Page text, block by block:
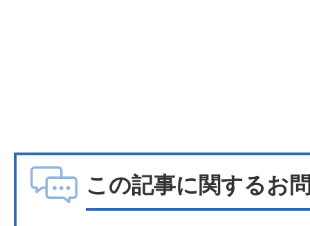
この記事に関するお